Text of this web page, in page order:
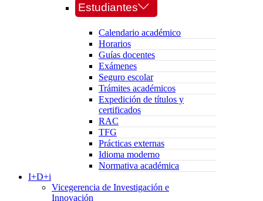
Estudiantes
Calendario académico
Horarios
Guías docentes
Exámenes
Seguro escolar
Trámites académicos
Expedición de títulos y
certificados
RAC
TFG
Prácticas externas
Idioma moderno
Normativa académica
I+D+i
Vicegerencia de Investigación e
Innovación